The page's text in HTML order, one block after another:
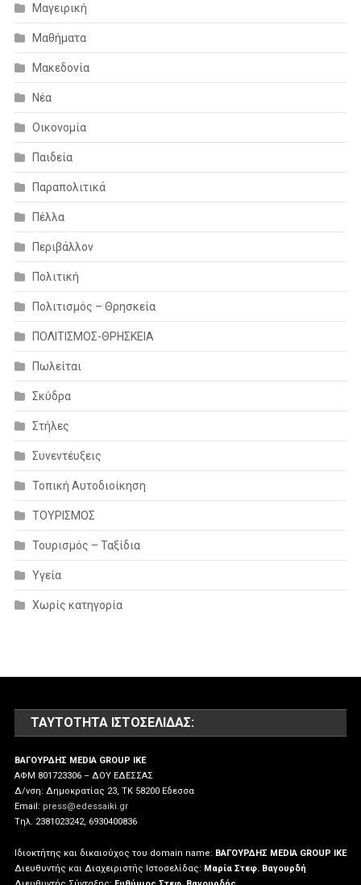
Μαγειρική
Μαθήματα
Μακεδονία
Νέα
Οικονομία
Παιδεία
Παραπολιτικά
Πέλλα
Περιβάλλον
Πολιτική
Πολιτισμός – Θρησκεία
ΠΟΛΙΤΙΣΜΟΣ-ΘΡΗΣΚΕΙΑ
Πωλείται
Σκύδρα
Στήλες
Συνεντέυξεις
Τοπική Αυτοδιοίκηση
ΤΟΥΡΙΣΜΟΣ
Τουρισμός – Ταξίδια
Υγεία
Χωρίς κατηγορία
ΤΑΥΤΌΤΗΤΑ ΙΣΤΟΣΕΛΊΔΑΣ:
ΒΑΓΟΥΡΔΗΣ MEDIA GROUP IKE
ΑΦΜ 801723306 – ΔΟΥ ΕΔΕΣΣΑΣ
Δ/νση: Δημοκρατίας 23, ΤΚ 58200 Εδεσσα
Email: press@edessaiki.gr
Tηλ. 2381023242, 6930400836
Ιδιοκτήτης και δικαιούχος του domain name: ΒΑΓΟΥΡΔΗΣ MEDIA GROUP IKE
Διευθυντής και Διαχειριστής Ιστοσελίδας: Μαρία Στεφ. Βαγουρδή